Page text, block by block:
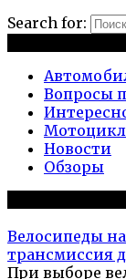
Search for:
Вопросы
Новости
Обзоры
Велосипеды
трансмиссия
При выборе